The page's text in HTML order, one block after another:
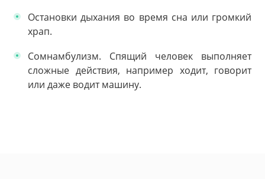
Остановки дыхания во время сна или громкий
храп.
Сомнамбулизм. Спящий человек выполняет
сложные действия, например ходит, говорит
или даже водит машину.